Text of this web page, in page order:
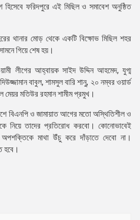
হিসেবে ফরিদপুরে এই মিছিল ও সমাবেশ অনুষ্ঠিত
থানার মোড় থেকে একটি বিক্ষোভ মিছিল শহর
গিয়ে শেষ হয়।
লীগের আহ্বায়ক সাইদ উদ্দিন আহমেদ, যুগ্ম
বাবুল, শামসুল বারি শানু, ২০ নম্বর ওয়ার্ড
মেয়র মতিউর রহমান শামীম প্রমুখ।
বিএনপি ও জামায়াত আগের মতো অস্থিতিশীল ও
নিয়ে তাদের প্রতিরোধ করবো। কোনোভাবেই
মাথা উঁচু করে দাঁড়াতে দেবো না।
হবে।